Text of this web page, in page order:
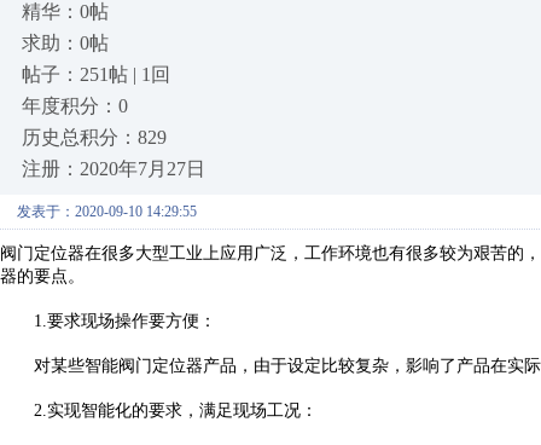
精华：0帖
求助：0帖
帖子：251帖 | 1回
年度积分：0
历史总积分：829
注册：2020年7月27日
发表于：2020-09-10 14:29:55
阀门定位器在很多大型工业上应用广泛，工作环境也有很多较为艰苦的
器的要点。
1.要求现场操作要方便：
对某些智能阀门定位器产品，由于设定比较复杂，影响了产品在实
2.实现智能化的要求，满足现场工况：